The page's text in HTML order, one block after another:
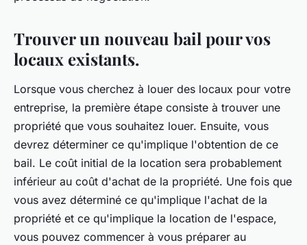
Trouver un nouveau bail pour vos
locaux existants.
Lorsque vous cherchez à louer des locaux pour votre
entreprise, la première étape consiste à trouver une
propriété que vous souhaitez louer. Ensuite, vous
devrez déterminer ce qu'implique l'obtention de ce
bail. Le coût initial de la location sera probablement
inférieur au coût d'achat de la propriété. Une fois que
vous avez déterminé ce qu'implique l'achat de la
propriété et ce qu'implique la location de l'espace,
vous pouvez commencer à vous préparer au